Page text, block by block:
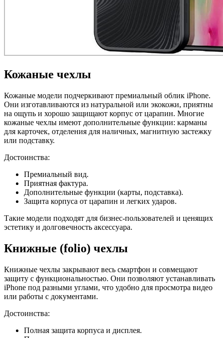
Кожаные чехлы
Кожаные модели подчеркивают премиальный облик iPhone.
Они изготавливаются из натуральной или экокожи, приятны
на ощупь и хорошо защищают корпус от царапин. Многие
кожаные чехлы имеют дополнительные функции: карманы
для карточек, отделения для наличных, магнитную застежку
или подставку.
Достоинства:
Премиальный вид.
Приятная фактура.
Дополнительные функции (карты, подставка).
Защита корпуса от царапин и легких ударов.
Такие модели подходят для бизнес-пользователей и ценящих
эстетику и долговечность аксессуара.
Книжные (folio) чехлы
Книжные чехлы закрывают весь смартфон и совмещают
защиту с функциональностью. Они позволяют устанавливать
iPhone под разными углами, что удобно для просмотра видео
или работы с документами.
Достоинства:
Полная защита корпуса и дисплея.